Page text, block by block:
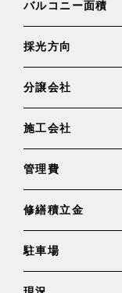
バルコニー面積
採光方向
分譲会社
施工会社
管理費
修繕積立金
駐車場